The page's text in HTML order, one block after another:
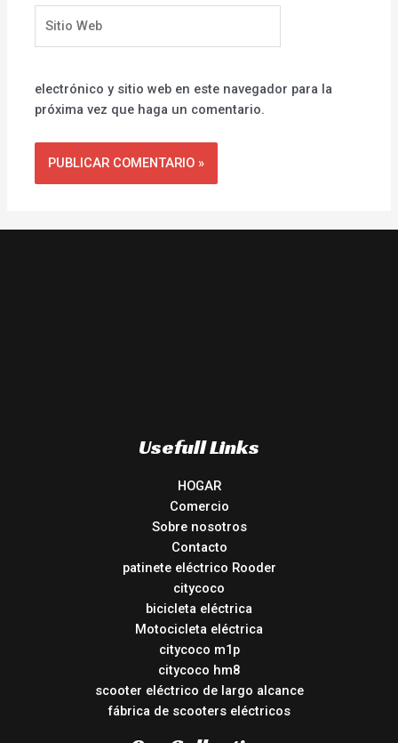
Web
electrónico y sitio web en este navegador para la
próxima vez que haga un comentario.
Usefull Links
HOGAR
Comercio
Sobre nosotros
Contacto
patinete eléctrico Rooder
citycoco
bicicleta eléctrica
Motocicleta eléctrica
citycoco m1p
citycoco hm8
scooter eléctrico de largo alcance
fábrica de scooters eléctricos